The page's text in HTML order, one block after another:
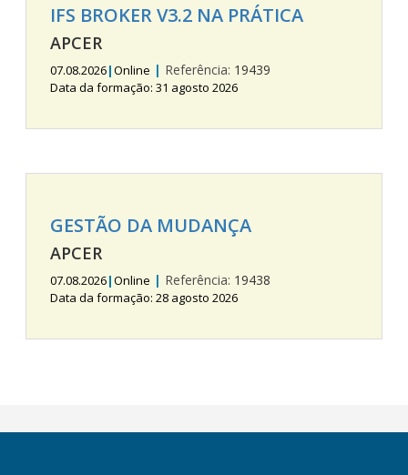
IFS BROKER V3.2 NA PRÁTICA
APCER
07.08.2026|Online | Referência: 19439
Data da formação: 31 agosto 2026
GESTÃO DA MUDANÇA
APCER
07.08.2026|Online | Referência: 19438
Data da formação: 28 agosto 2026